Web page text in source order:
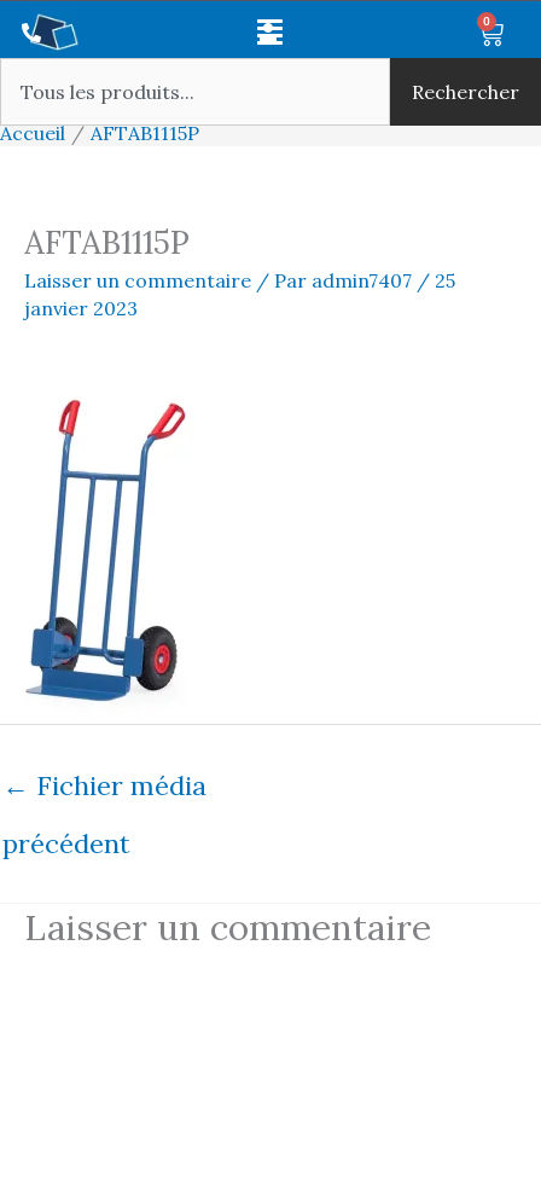
Aller
contenu
Main
0
Rechercher
Accueil
AFTAB1115P
AFTAB1115P
Laisser un commentaire / Par admin7407 / 25
janvier 2023
← Fichier média
précédent
Laisser un commentaire